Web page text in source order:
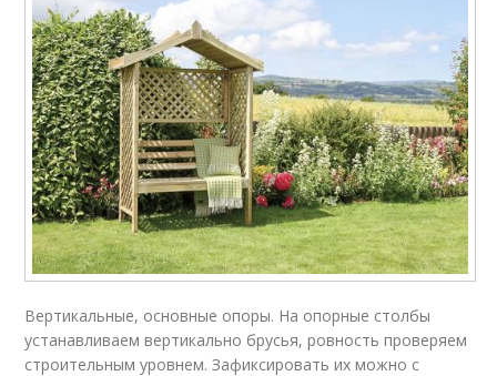
Вертикальные, основные опоры. На опорные столбы
устанавливаем вертикально брусья, ровность проверяем
строительным уровнем. Зафиксировать их можно с